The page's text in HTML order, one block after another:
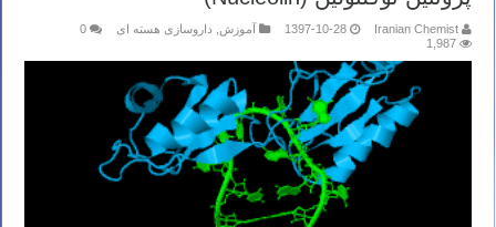
Iranian Chemist
1397-10-28 آموزش داروسازی هسته ای
0
1,987